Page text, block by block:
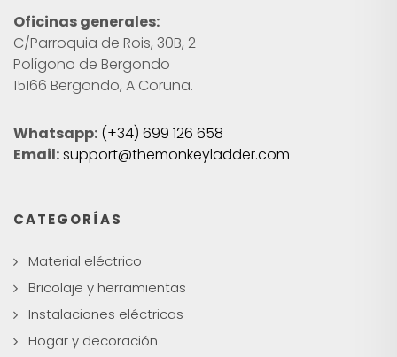
Oficinas generales:
C/Parroquia de Rois, 30B, 2
Polígono de Bergondo
15166 Bergondo, A Coruña.
Whatsapp: (+34) 699 126 658
Email:support@themonkeyladder.com
CATEGORÍAS
Material eléctrico
Bricolaje y herramientas
Instalaciones eléctricas
Hogar y decoración